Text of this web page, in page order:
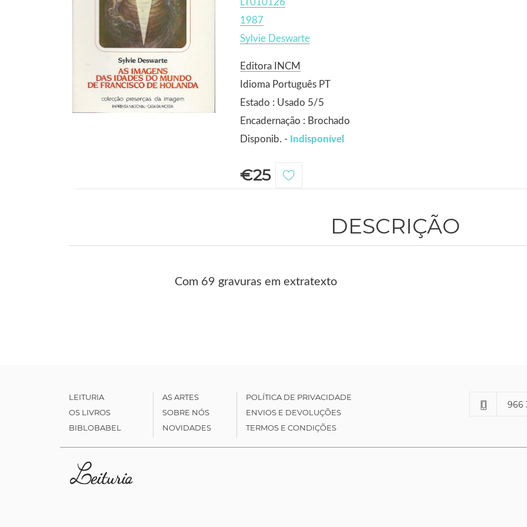
1987
Sylvie Deswarte
Editora INCM
Idioma Português PT
Estado : Usado 5/5
Encadernação : Brochado
Disponib. - Indisponível
€25
DESCRIÇÃO
Com 69 gravuras em extratexto
LEITURIA
OS LIVROS
BIBLOBABEL
AS ARTES
SOBRE NÓS
NOVIDADES
POLÍTICA DE PRIVACIDADE
ENVIOS E DEVOLUÇÕES
TERMOS E CONDIÇÕES
966